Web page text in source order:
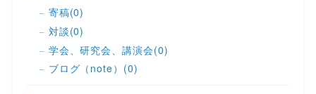
寄稿(0)
対談(0)
学会、研究会、講演会(0)
ブログ（note） (0)